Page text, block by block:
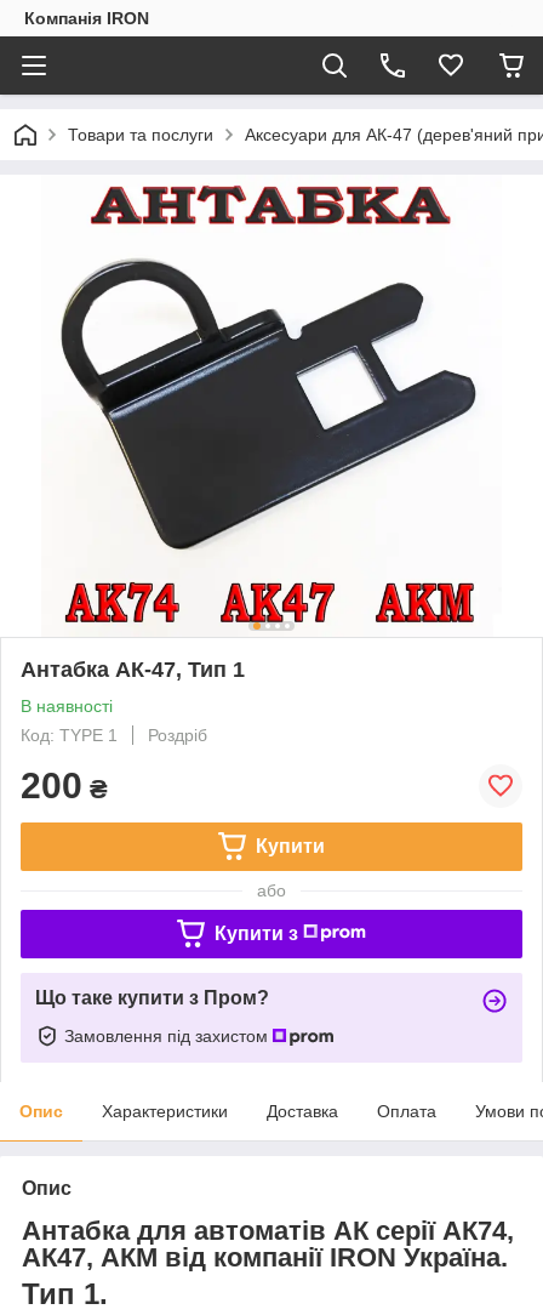
Компанія IRON
Товари та послуги Аксесуари для АК-47 (дерев'яний
Антабка АК-47, Тип 1
В наявності
Код: TYPE 1
Роздріб
200 ₴
Купити
або
Купити з
Що таке купити з Пром?
Замовлення під захистом
Опис Характеристики Доставка Оплата Умови
Опис
Антабка для автоматів АК серії АК74,
АК47, АКМ від компанії IRON Україна.
Тип 1.